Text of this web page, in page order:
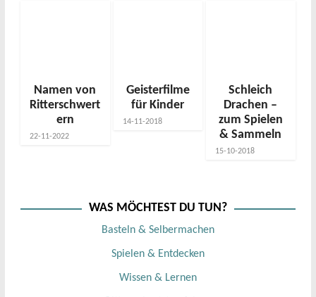
Namen von
Ritterschwert
ern
22-11-2022
Geisterfilme
für Kinder
14-11-2018
Schleich
Drachen –
zum Spielen
& Sammeln
15-10-2018
WAS MÖCHTEST DU TUN?
Basteln & Selbermachen
Spielen & Entdecken
Wissen & Lernen